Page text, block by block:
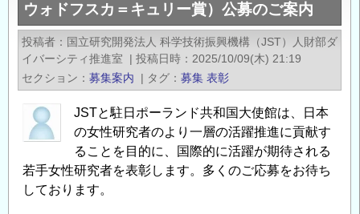
協
会
「令
和
8
年
度
方
発
ウォドフスカ＝キュリー賞）公募のご案内
投稿者
国立研究開発法人 科学技術振興機構（JST）人財部ダ
イバーシティ推進室
| 投稿日時
2025/10/09(木) 21:19
セクション
募集案内 | タグ 募集 表彰
JSTと駐日ポーランド共和国大使館は、日本
の女性研究者のより一層の活躍推進に貢献す
ることを目的に、国際的に活躍が期待される
若手女性研究者を表彰します。多くのご応募をお待ち
しております。